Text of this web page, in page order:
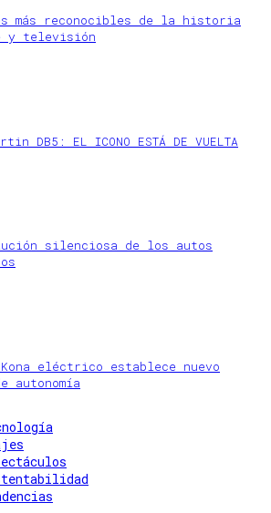
más reconocibles de la historia
y televisión
DB5: EL ICONO ESTÁ DE VUELTA
silenciosa de los autos
Kona eléctrico establece nuevo
autonomía